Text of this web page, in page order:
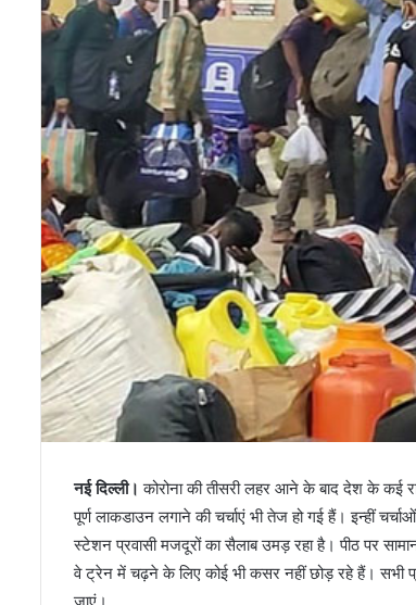
नई दिल्ली। कोरोना की तीसरी लहर आने के बाद देश के कई
पूर्ण लाकडाउन लगाने की चर्चाएं भी तेज हो गई हैं। इन्हीं
स्टेशन प्रवासी मजदूरों का सैलाब उमड़ रहा है। पीठ पर
वे ट्रेन में चढ़ने के लिए कोई भी कसर नहीं छोड़ रहे हैं। सभी